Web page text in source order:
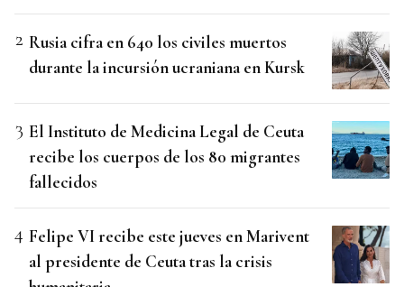
Rusia cifra en 640 los civiles muertos
durante la incursión ucraniana en Kursk
El Instituto de Medicina Legal de Ceuta
recibe los cuerpos de los 80 migrantes
fallecidos
Felipe VI recibe este jueves en Marivent
al presidente de Ceuta tras la crisis